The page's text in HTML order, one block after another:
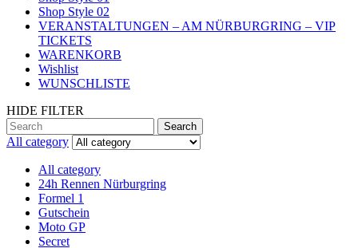
Shop Style 02
VERANSTALTUNGEN – AM NÜRBURGRING – VIP
TICKETS
WARENKORB
Wishlist
WUNSCHLISTE
HIDE FILTER
Search
for:
Search
All category
All category
24h Rennen Nürburgring
Formel 1
Gutschein
Moto GP
Secret